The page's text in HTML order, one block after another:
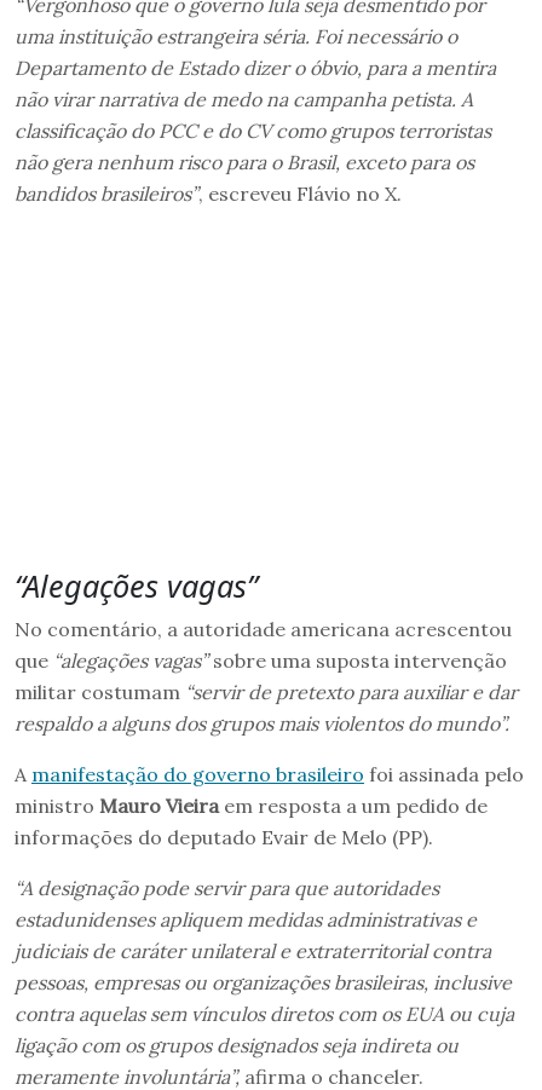
uma instituição estrangeira séria. Foi necessário o
Departamento de Estado dizer o óbvio, para a mentira
não virar narrativa de medo na campanha petista. A
classificação do PCC e do CV como grupos terroristas
não gera nenhum risco para o Brasil, exceto para os
bandidos brasileiros”, escreveu Flávio no X.
“Alegações vagas”
No comentário, a autoridade americana acrescentou
que “alegações vagas”sobre uma suposta intervenção
militar costumam “servir de pretexto para auxiliar e dar
respaldo a alguns dos grupos mais violentos do mundo”.
A manifestação do governo brasileiro foi assinada pelo
ministro Mauro Vieira em resposta a um pedido de
informações do deputado Evair de Melo (PP).
“A designação pode servir para que autoridades
estadunidenses apliquem medidas administrativas e
judiciais de caráter unilateral e extraterritorial contra
pessoas, empresas ou organizações brasileiras, inclusive
contra aquelas sem vínculos diretos com os EUA ou cuja
ligação com os grupos designados seja indireta ou
meramente involuntária”, afirma o chanceler.